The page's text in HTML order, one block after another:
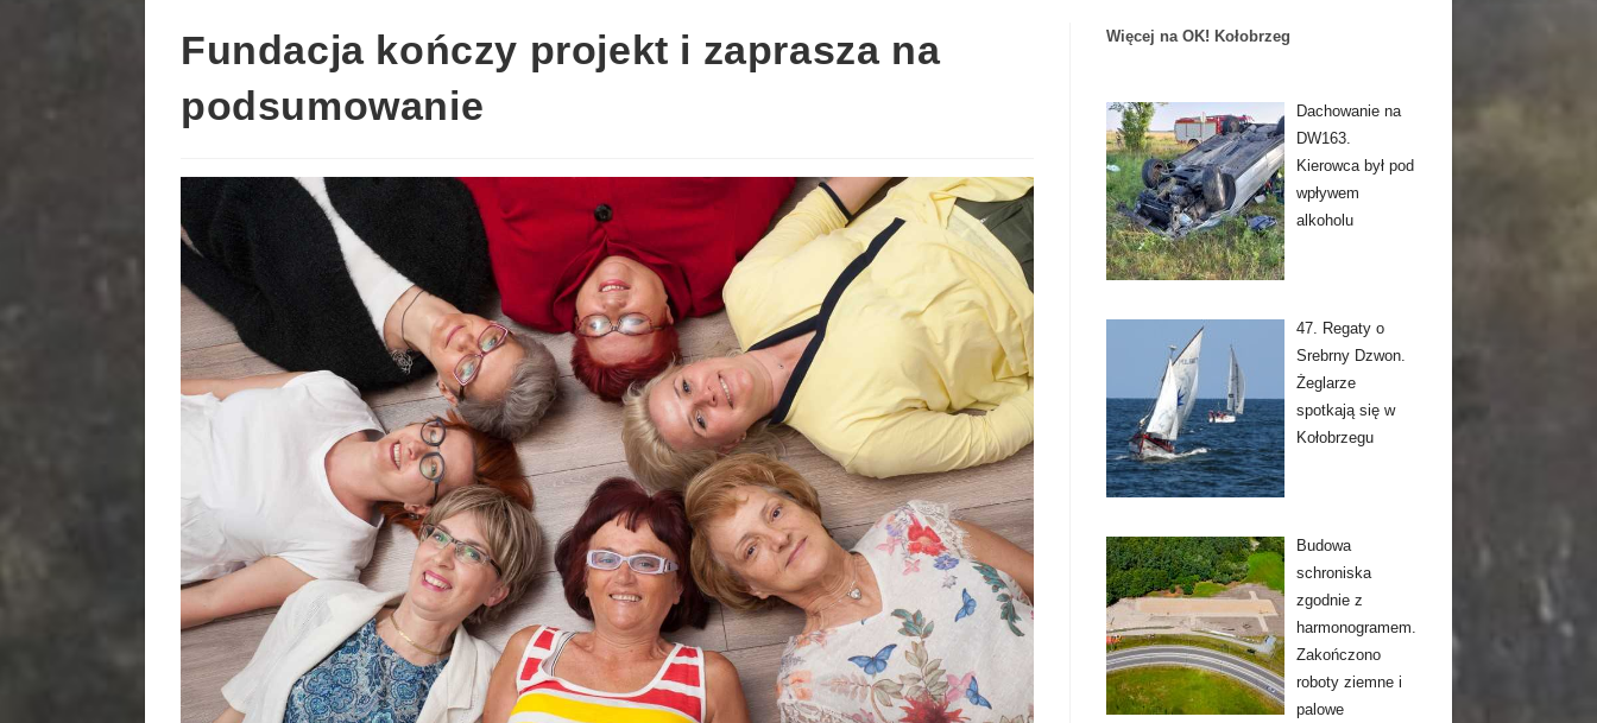
Fundacja kończy projekt i zaprasza na
podsumowanie
Więcej na OK! Kołobrzeg
Dachowanie na
DW163.
Kierowca był pod
wpływem
alkoholu
47. Regaty o
Srebrny Dzwon.
Żeglarze
spotkają się w
Kołobrzegu
Budowa
schroniska
zgodnie z
harmonogramem.
Zakończono
roboty ziemne i
palowe